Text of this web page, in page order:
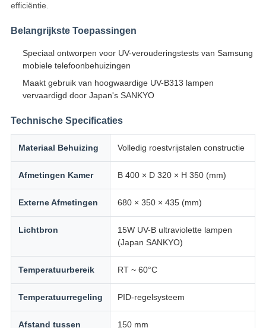
efficiëntie.
Belangrijkste Toepassingen
Speciaal ontworpen voor UV-verouderingstests van Samsung
mobiele telefoonbehuizingen
Maakt gebruik van hoogwaardige UV-B313 lampen
vervaardigd door Japan's SANKYO
Technische Specificaties
Materiaal Behuizing Volledig roestvrijstalen constructie
Afmetingen Kamer B 400 × D 320 × H 350 (mm)
Externe Afmetingen 680 × 350 × 435 (mm)
Lichtbron
15W UV-B ultraviolette lampen
(Japan SANKYO)
Temperatuurbereik RT ~ 60°C
Temperatuurregeling PID-regelsysteem
Afstand tussen 150 mm